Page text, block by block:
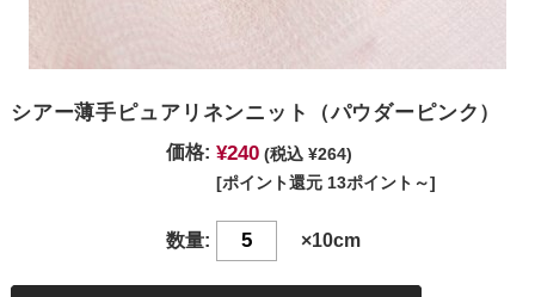
シアー薄手ピュアリネンニット（パウダーピンク）
価格: ¥240 (税込 ¥264)
[ポイント還元 13ポイント～]
数量: ×10cm